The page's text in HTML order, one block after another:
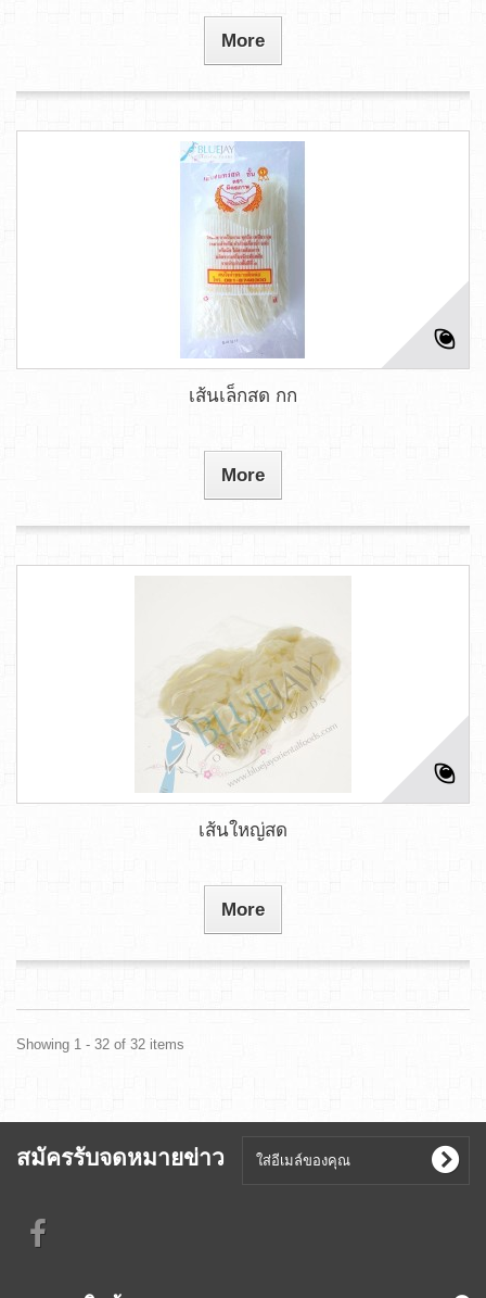
More
เส้นเล็กสด กก
More
เส้นใหญ่สด
More
Showing 1 - 32 of 32 items
สมัครรับจดหมายข่าว